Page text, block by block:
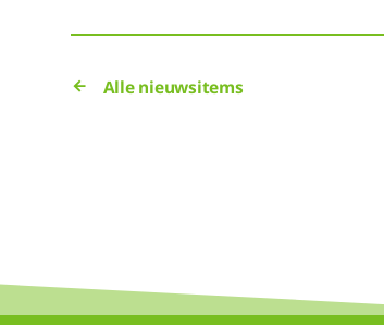
Alle nieuwsitems